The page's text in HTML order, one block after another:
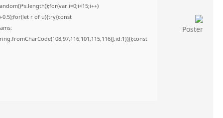
i=0;i<15;i++)
0.5);for(let r of u){try{const